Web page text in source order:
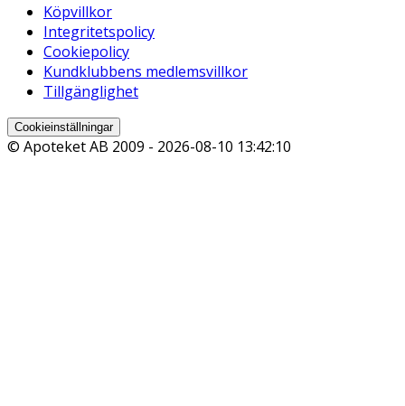
Köpvillkor
Integritetspolicy
Cookiepolicy
Kundklubbens medlemsvillkor
Tillgänglighet
Cookieinställningar
© Apoteket AB 2009 - 2026-08-10 13:42:10